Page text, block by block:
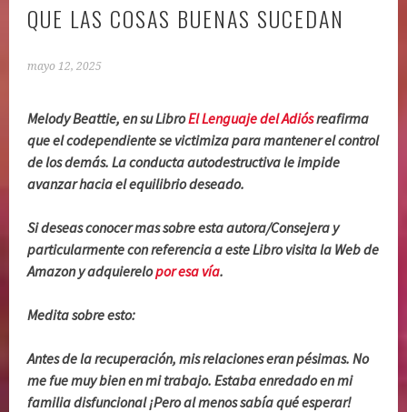
QUE LAS COSAS BUENAS SUCEDAN
mayo 12, 2025
Melody Beattie, en su LibroEl Lenguaje del Adiósreafirma
que el codependiente se victimiza para mantener el control
de los demás. La conducta autodestructiva le impide
avanzar hacia el equilibrio deseado.
Si deseas conocer mas sobre esta autora/Consejera y
particularmente con referencia a este Libro visita la Web de
Amazon y adquierelopor esa vía.
Medita sobre esto:
Antes de la recuperación, mis relaciones eran pésimas. No
me fue muy bien en mi trabajo. Estaba enredado en mi
familia disfuncional ¡Pero al menos sabía qué esperar!